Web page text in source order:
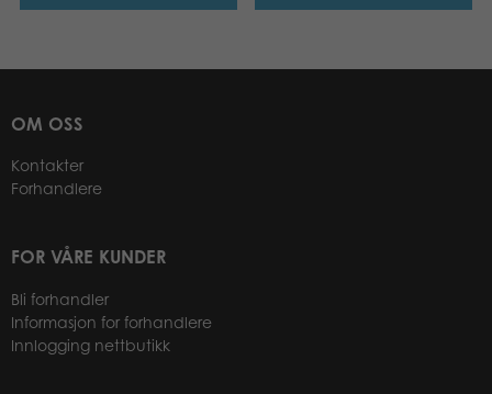
OM OSS
Kontakter
Forhandlere
FOR VÅRE KUNDER
Bli forhandler
Informasjon for forhandlere
Innlogging nettbutikk